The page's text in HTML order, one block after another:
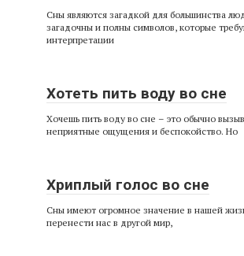
Сны являются загадкой для большинства
загадочны и полны символов, которые
интерпретации
Хотеть пить воду во сне
Хочешь пить воду во сне – это обычно
неприятные ощущения и беспокойство. Но
Хриплый голос во сне
Сны имеют огромное значение в нашей
перенести нас в другой мир,